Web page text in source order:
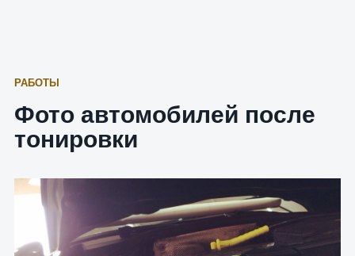
РАБОТЫ
Фото автомобилей после
тонировки